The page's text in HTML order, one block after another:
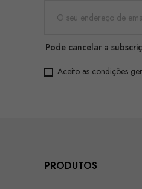
Pode cancelar a
Aceito as condições
PRODUTOS